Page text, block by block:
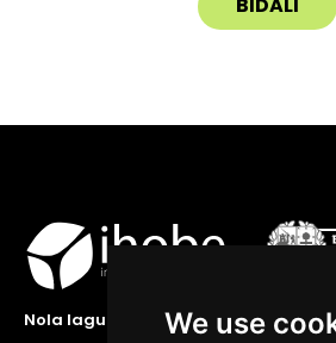
We use
Nola lagundu zaitzakegu?